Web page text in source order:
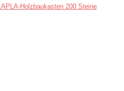
Holzbaukasten 200 Steine